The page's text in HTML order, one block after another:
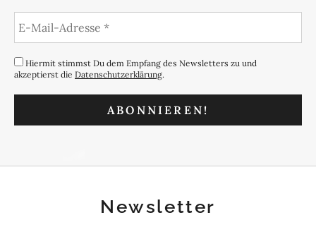
Hiermit stimmst Du dem Empfang des Newsletters zu und
akzeptierst die Datenschutzerklärung.
Newsletter